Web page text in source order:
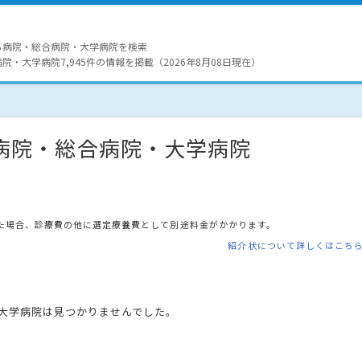
院・総合病院・大学病院を検索
・大学病院7,945件の情報を掲載（2026年8月08日現在）
院・総合病院・大学病院
合、診療費の他に選定療養費として別途料金がかかります。
紹介状について詳しくはこちら
病院は見つかりませんでした。